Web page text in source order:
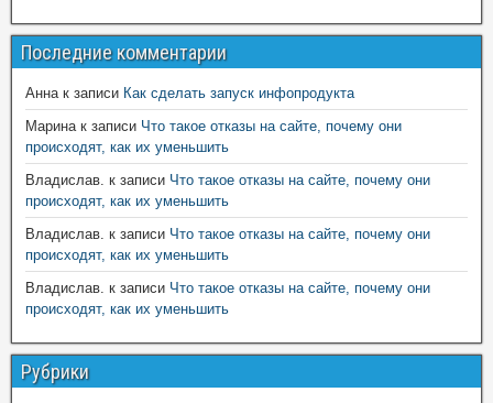
Последние комментарии
Аннак записи Как сделать запуск инфопродукта
Маринак записи Что такое отказы на сайте, почему они
происходят, как их уменьшить
Владислав. к записи Что такое отказы на сайте, почему они
происходят, как их уменьшить
Владислав. к записи Что такое отказы на сайте, почему они
происходят, как их уменьшить
Владислав. к записи Что такое отказы на сайте, почему они
происходят, как их уменьшить
Рубрики